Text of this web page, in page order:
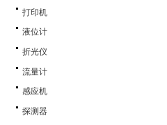
打印机
液位计
折光仪
流量计
感应机
探测器